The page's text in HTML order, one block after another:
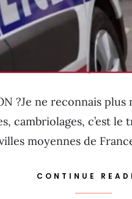
?Je ne reconnais
cambriolages, c’est
moyennes de
CONTINUE